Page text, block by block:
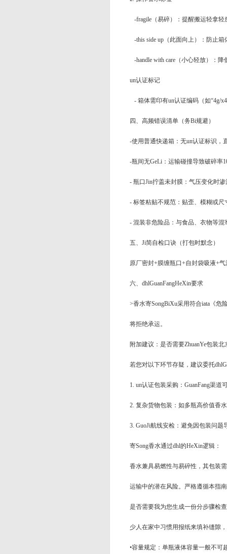
-fragile（易碎）：提醒搬运轻拿轻
-this side up（此面向上）：防止箱
-handle with care（小心轻放）：降
un认证标记
- 箱体需印有un认证编码（如“4g/
四、高频错误清单（务Bi规避）
-使用普通快递箱：无un认证标识，
-瓶间无GeLi：运输碰撞导致破碎率
- 瓶口Jin拧盖未封膜：气压变化时
- 标签粘贴不规范：贴歪、模糊或尺
- 混装非危险品：与食品、衣物等混
五、Ji简自检口诀（打包时默念）
原厂密封+膜缠瓶口+自封袋吸液+
六、dhlGuanFangHeXin要求
>香水寄SongBiXu采用符合iata《危
将拒绝承运。
附加建议：是否需要ZhuanYe包装北
若您对以下环节存疑，建议委托
1. un认证包装采购：GuanFang渠道
2. 复杂货物包装：如多瓶高价值香
3. GuoJi航线安检：避免因包装问题
寄Song香水通过dhl的HeXin逻辑：
香水兼具易燃性与易碎性，其包装
运输中的潜在风险。严格遵循本指
是否需要我为您生成一份分步骤检
少人在家中习惯用报纸来填补缝隙
•容量规定：单瓶液体容量一般不可